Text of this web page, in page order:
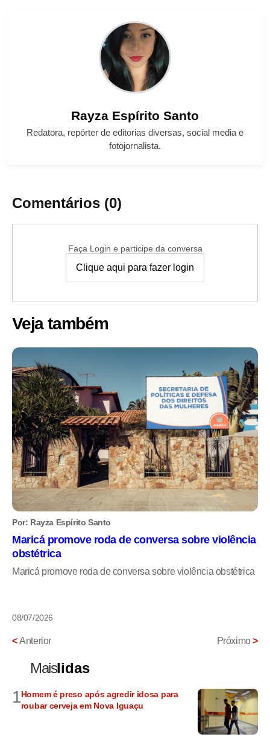
Rayza Espírito Santo
Redatora, repórter de editorias diversas, social media e
fotojornalista.
Comentários (0)
Faça Login e participe da conversa
Clique aqui para fazer login
Veja também
Por: Rayza Espírito Santo
Maricá promove roda de conversa sobre violência
obstétrica
Maricá promove roda de conversa sobre violência obstétrica
08/07/2026
<Anterior Próximo>
Maislidas
1Homem é preso após agredir idosa para
roubar cerveja em Nova Iguaçu